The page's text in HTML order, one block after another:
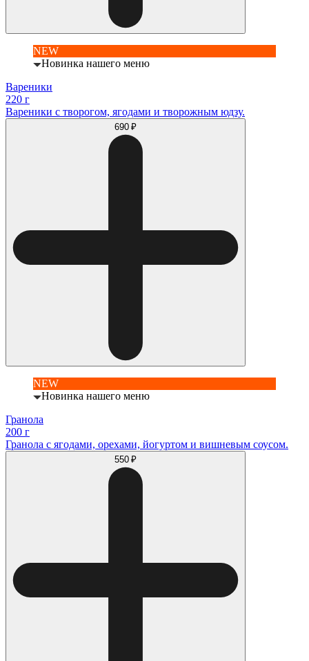
NEW
Новинка нашего меню
Вареники
220 г
Вареники с творогом, ягодами и творожным юдзу.
690 ₽
NEW
Новинка нашего меню
Гранола
200 г
Гранола с ягодами, орехами, йогуртом и вишневым соусом.
550 ₽